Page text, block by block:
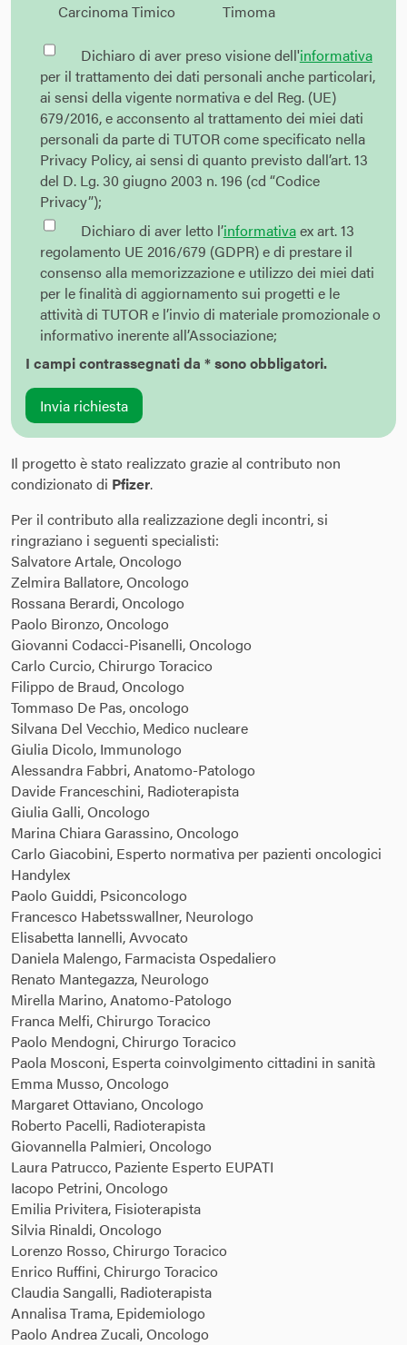
Carcinoma Timico Timoma
Dichiaro di aver preso visione dell'informativa
per il trattamento dei dati personali anche particolari,
ai sensi della vigente normativa e del Reg. (UE)
679/2016, e acconsento al trattamento dei miei dati
personali da parte di TUTOR come specificato nella
Privacy Policy, ai sensi di quanto previsto dall’art. 13
del D. Lg. 30 giugno 2003 n. 196 (cd “Codice
Privacy”);
Dichiaro di aver letto l’informativaex art. 13
regolamento UE 2016/679 (GDPR) e di prestare il
consenso alla memorizzazione e utilizzo dei miei dati
per le finalità di aggiornamento sui progetti e le
attività di TUTOR e l’invio di materiale promozionale o
informativo inerente all’Associazione;
I campi contrassegnati da * sono obbligatori.
Il progetto è stato realizzato grazie al contributo non
condizionato di Pfizer.
Per il contributo alla realizzazione degli incontri, si
ringraziano i seguenti specialisti:
Salvatore Artale, Oncologo
Zelmira Ballatore, Oncologo
Rossana Berardi, Oncologo
Paolo Bironzo, Oncologo
Giovanni Codacci-Pisanelli, Oncologo
Carlo Curcio, Chirurgo Toracico
Filippo de Braud, Oncologo
Tommaso De Pas, oncologo
Silvana Del Vecchio, Medico nucleare
Giulia Dicolo, Immunologo
Alessandra Fabbri, Anatomo-Patologo
Davide Franceschini, Radioterapista
Giulia Galli, Oncologo
Marina Chiara Garassino, Oncologo
Carlo Giacobini, Esperto normativa per pazienti oncologici
Handylex
Paolo Guiddi, Psiconcologo
Francesco Habetsswallner, Neurologo
Elisabetta Iannelli, Avvocato
Daniela Malengo, Farmacista Ospedaliero
Renato Mantegazza, Neurologo
Mirella Marino, Anatomo-Patologo
Franca Melfi, Chirurgo Toracico
Paolo Mendogni, Chirurgo Toracico
Paola Mosconi, Esperta coinvolgimento cittadini in sanità
Emma Musso, Oncologo
Margaret Ottaviano, Oncologo
Roberto Pacelli, Radioterapista
Giovannella Palmieri, Oncologo
Laura Patrucco, Paziente Esperto EUPATI
Iacopo Petrini, Oncologo
Emilia Privitera, Fisioterapista
Silvia Rinaldi, Oncologo
Lorenzo Rosso, Chirurgo Toracico
Enrico Ruffini, Chirurgo Toracico
Claudia Sangalli, Radioterapista
Annalisa Trama, Epidemiologo
Paolo Andrea Zucali, Oncologo